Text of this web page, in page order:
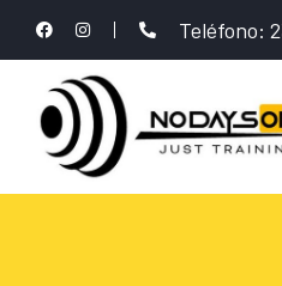
Teléfono: